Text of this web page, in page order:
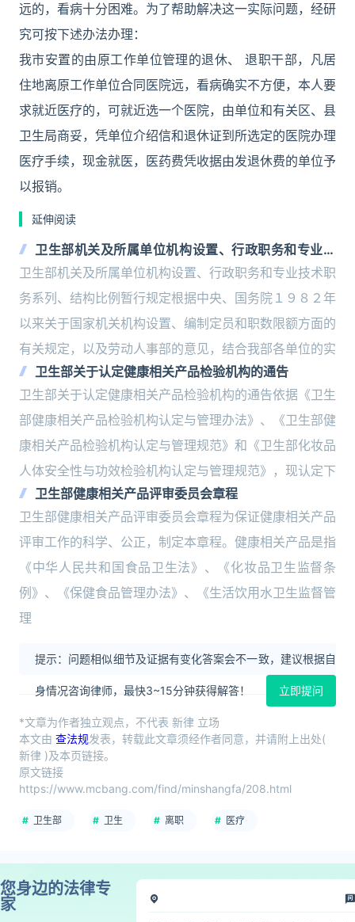
远的，看病十分困难。为了帮助解决这一实际问题，经研
究可按下述办法办理：
我市安置的由原工作单位管理的退休、 退职干部，凡居
住地离原工作单位合同医院远，看病确实不方便，本人要
求就近医疗的，可就近选一个医院，由单位和有关区、县
卫生局商妥，凭单位介绍信和退休证到所选定的医院办理
医疗手续，现金就医，医药费凭收据由发退休费的单位予
以报销。
延伸阅读
卫生部机关及所属单位机构设置、行政职务和专业技
术职务系列、结构比例暂行规定
卫生部机关及所属单位机构设置、行政职务和专业技术职
务系列、结构比例暂行规定根据中央、国务院１９８２年
以来关于国家机关机构设置、编制定员和职数限额方面的
有关规定，以及劳动人事部的意见，结合我部各单位的实
卫生部关于认定健康相关产品检验机构的通告
卫生部关于认定健康相关产品检验机构的通告依据《卫生
部健康相关产品检验机构认定与管理办法》、《卫生部健
康相关产品检验机构认定与管理规范》和《卫生部化妆品
人体安全性与功效检验机构认定与管理规范》，现认定下
卫生部健康相关产品评审委员会章程
卫生部健康相关产品评审委员会章程为保证健康相关产品
评审工作的科学、公正，制定本章程。健康相关产品是指
《中华人民共和国食品卫生法》、《化妆品卫生监督条
例》、《保健食品管理办法》、《生活饮用水卫生监督管
理
提示：问题相似细节及证据有变化答案会不一致，建议根据自
身情况咨询律师，最快3~15分钟获得解答！ 立即提问
*文章为作者独立观点，不代表 新律 立场
本文由 查法规发表，转载此文章须经作者同意，并请附上出处(
新律 )及本页链接。
原文链接
https://www.mcbang.com/find/minshangfa/208.html
卫生部 卫生 离职 医疗
您身边的法律专
家